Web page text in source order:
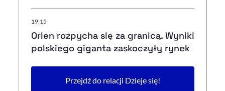
19:15
Orlen rozpycha się za granicą. Wyniki
polskiego giganta zaskoczyły rynek
Przejdź do relacji Dzieje się!